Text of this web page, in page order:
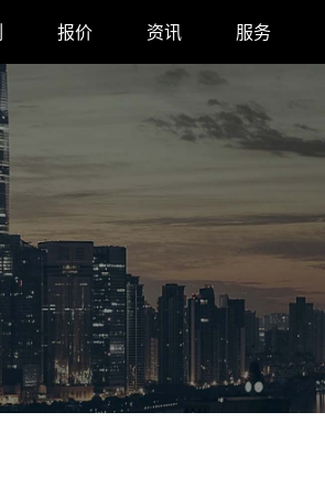
报价 资讯 服务